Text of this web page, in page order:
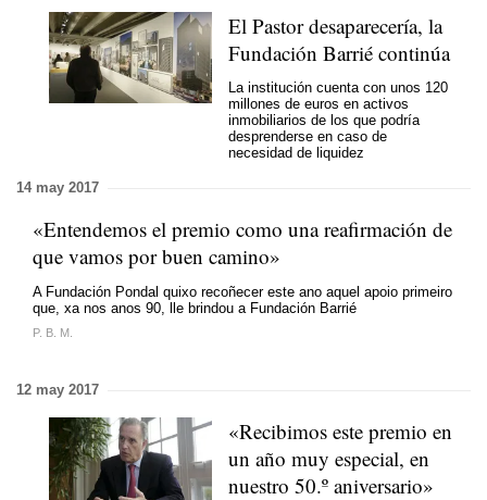
El Pastor desaparecería, la
Fundación Barrié continúa
La institución cuenta con unos 120
millones de euros en activos
inmobiliarios de los que podría
desprenderse en caso de
necesidad de liquidez
14 may 2017
«Entendemos el premio como una reafirmación de
que vamos por buen camino»
A Fundación Pondal quixo recoñecer este ano aquel apoio primeiro
que, xa nos anos 90, lle brindou a Fundación Barrié
P. B. M.
12 may 2017
«Recibimos este premio en
un año muy especial, en
nuestro 50.º aniversario»